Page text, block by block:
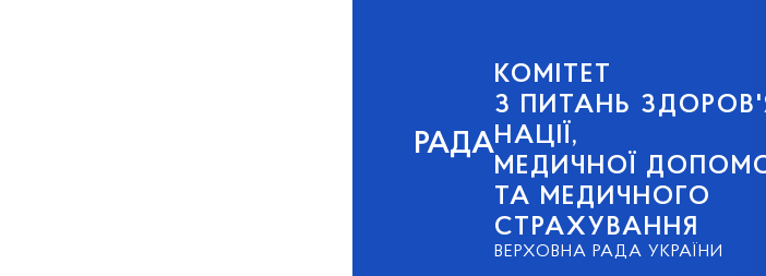
РАДА
КОМІТЕТ
З ПИТАНЬ
НАЦІЇ,
МЕДИЧНОЇ
ТА МЕДИЧНОГО
СТРАХУВАННЯ
ВЕРХОВНА РАДА УКРАЇНИ